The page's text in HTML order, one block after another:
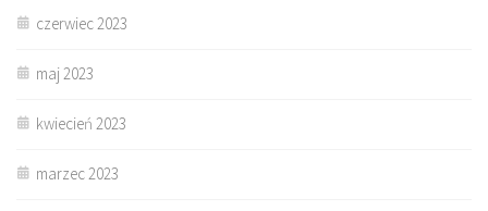
czerwiec 2023
maj 2023
kwiecień 2023
marzec 2023